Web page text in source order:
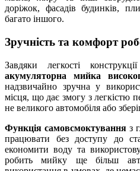
доріжок, фасадів будинків,
багато іншого.
Зручність та комфорт
Завдяки легкості
акумуляторна мийка
надзвичайно зручна у
місця, що дає змогу з легкістю
не великого автомобіля або
Функція самовсмоктуванняз
працювати без доступу до
економити воду та
робить мийку ще більш